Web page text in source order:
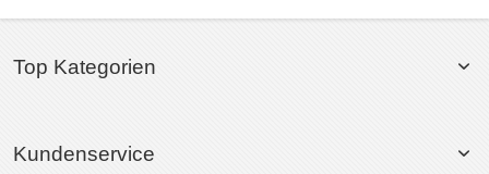
Top Kategorien
Kundenservice